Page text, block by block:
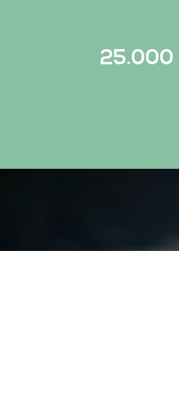
25.000